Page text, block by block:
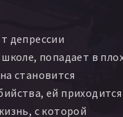
депрессии
попадает в
становится
ей приходится
с которой